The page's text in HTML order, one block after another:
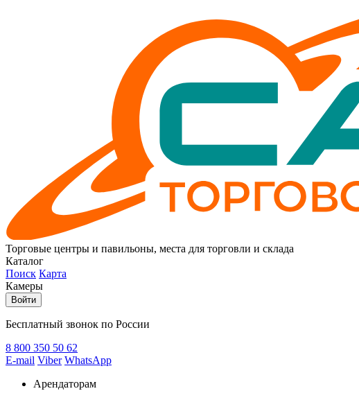
Торговые центры и павильоны, места для торговли и склада
Каталог
Поиск Карта
Камеры
Войти
Бесплатный звонок по России
8 800 350 50 62
E-mail Viber WhatsApp
Арендаторам